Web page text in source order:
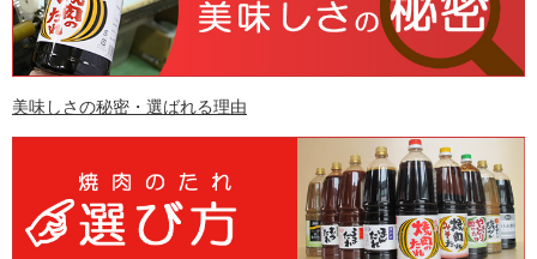
美味しさの秘密・選ばれる理由